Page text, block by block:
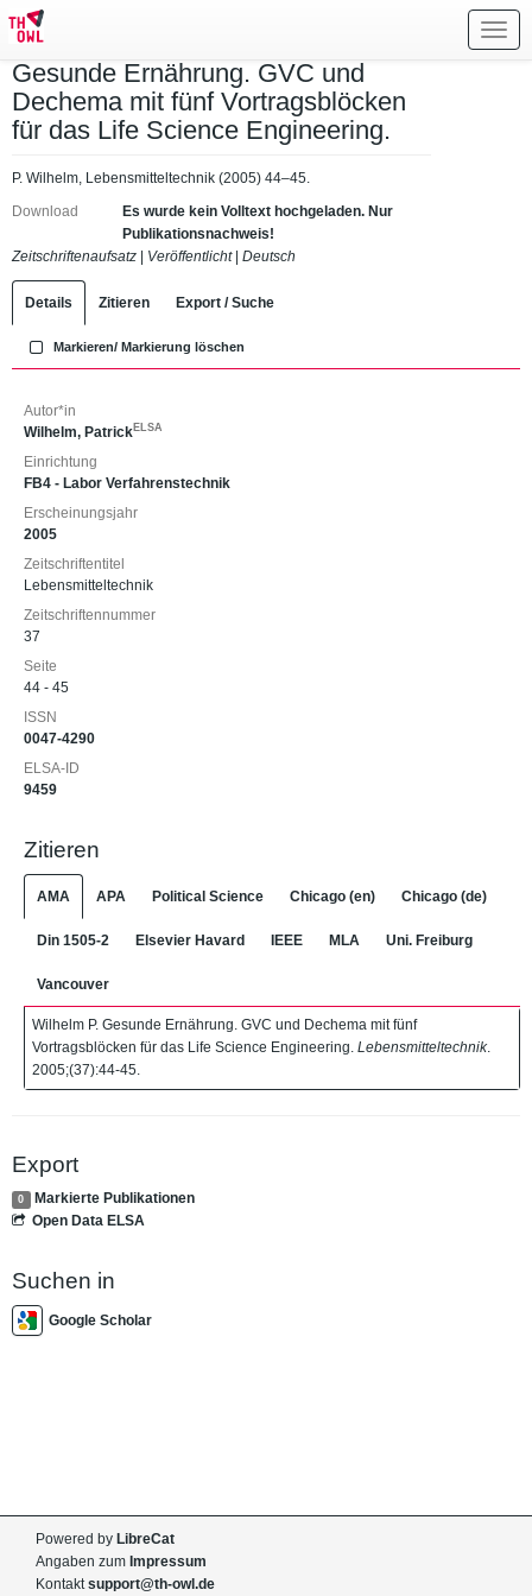
Gesunde Ernährung. GVC und
Dechema mit fünf Vortragsblöcken
für das Life Science Engineering.
P. Wilhelm, Lebensmitteltechnik (2005) 44–45.
Download
Es wurde kein Volltext hochgeladen. Nur
Publikationsnachweis!
Zeitschriftenaufsatz
Veröffentlicht| Deutsch
Details Zitieren Export / Suche
Markieren/ Markierung löschen
Autor*in
Wilhelm, Patrick ELSA
Einrichtung
FB4 - Labor Verfahrenstechnik
Erscheinungsjahr
2005
Zeitschriftentitel
Lebensmitteltechnik
Zeitschriftennummer
37
Seite
44 - 45
ISSN
0047-4290
ELSA-ID
9459
Zitieren
AMA APA Political Science Chicago (en) Chicago (de)
Din 1505-2 Elsevier Havard IEEE MLA Uni. Freiburg
Vancouver
Wilhelm P. Gesunde Ernährung. GVC und Dechema mit fünf
Vortragsblöcken für das Life Science Engineering. Lebensmitteltechnik.
2005;(37):44-45.
Export
0
Markierte Publikationen
Open Data ELSA
Suchen in
Google Scholar
Powered by LibreCat
Angaben zum Impressum
Kontaktsupport@th-owl.de